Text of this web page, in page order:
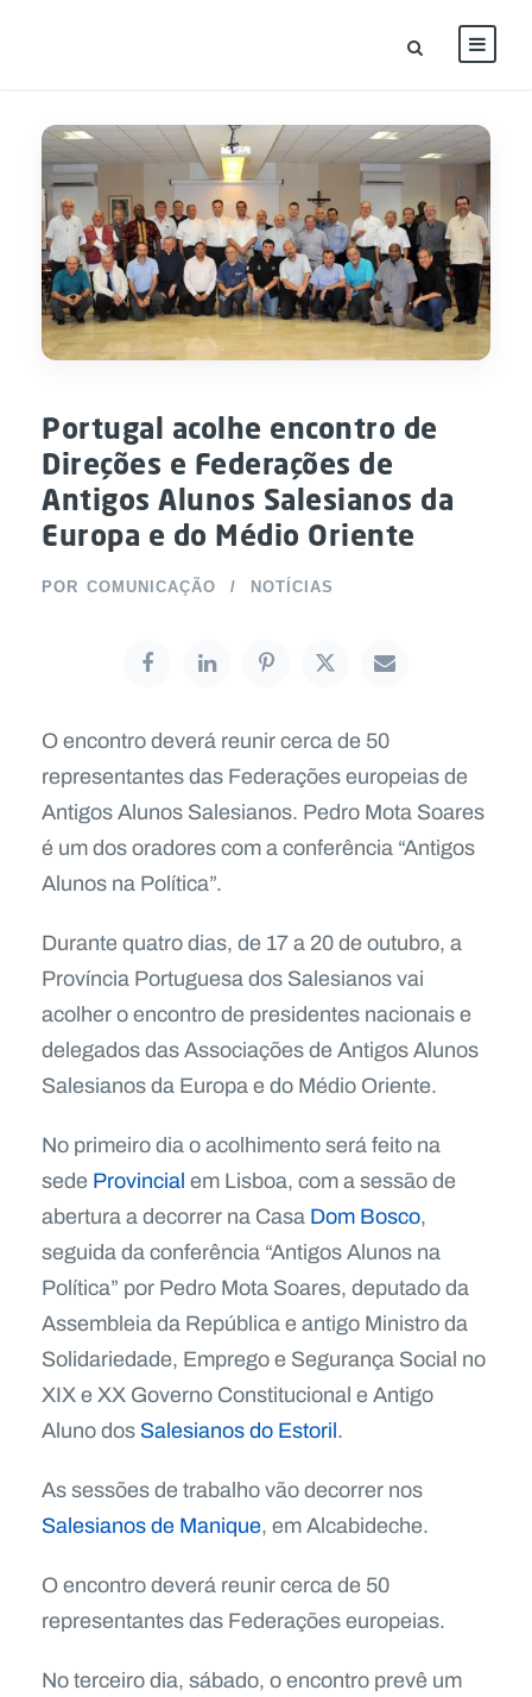
Portugal acolhe encontro de
Direções e Federações de
Antigos Alunos Salesianos da
Europa e do Médio Oriente
POR COMUNICAÇÃO NOTÍCIAS
O encontro deverá reunir cerca de 50
representantes das Federações europeias de
Antigos Alunos Salesianos. Pedro Mota Soares
é um dos oradores com a conferência “Antigos
Alunos na Política”.
Durante quatro dias, de 17 a 20 de outubro, a
Província Portuguesa dos Salesianos vai
acolher o encontro de presidentes nacionais e
delegados das Associações de Antigos Alunos
Salesianos da Europa e do Médio Oriente.
No primeiro dia o acolhimento será feito na
sede Provincialem Lisboa, com a sessão de
abertura a decorrer na CasaDom Bosco,
seguida da conferência “Antigos Alunos na
Política” por Pedro Mota Soares, deputado da
Assembleia da República e antigo Ministro da
Solidariedade, Emprego e Segurança Social no
XIX e XX Governo Constitucional e Antigo
Aluno dosSalesianos do Estoril.
As sessões de trabalho vão decorrer nos
Salesianos de Manique, em Alcabideche.
O encontro deverá reunir cerca de 50
representantes das Federações europeias.
No terceiro dia, sábado, o encontro prevê um